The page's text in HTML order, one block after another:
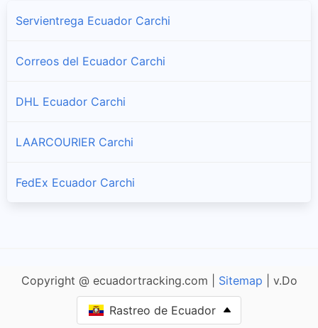
Servicio al cliente y horarios Tramaco en Tulcán
Servientrega Ecuador Carchi
Correos del Ecuador Carchi
DHL Ecuador Carchi
LAARCOURIER Carchi
FedEx Ecuador Carchi
Copyright @ ecuadortracking.com | Sitemap | v.Do
Rastreo de Ecuador